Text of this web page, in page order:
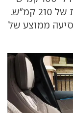
בתוך ארבע שניות ולמהירות מרבית של 210 קמ"ש.
נסיעה ממוצע של